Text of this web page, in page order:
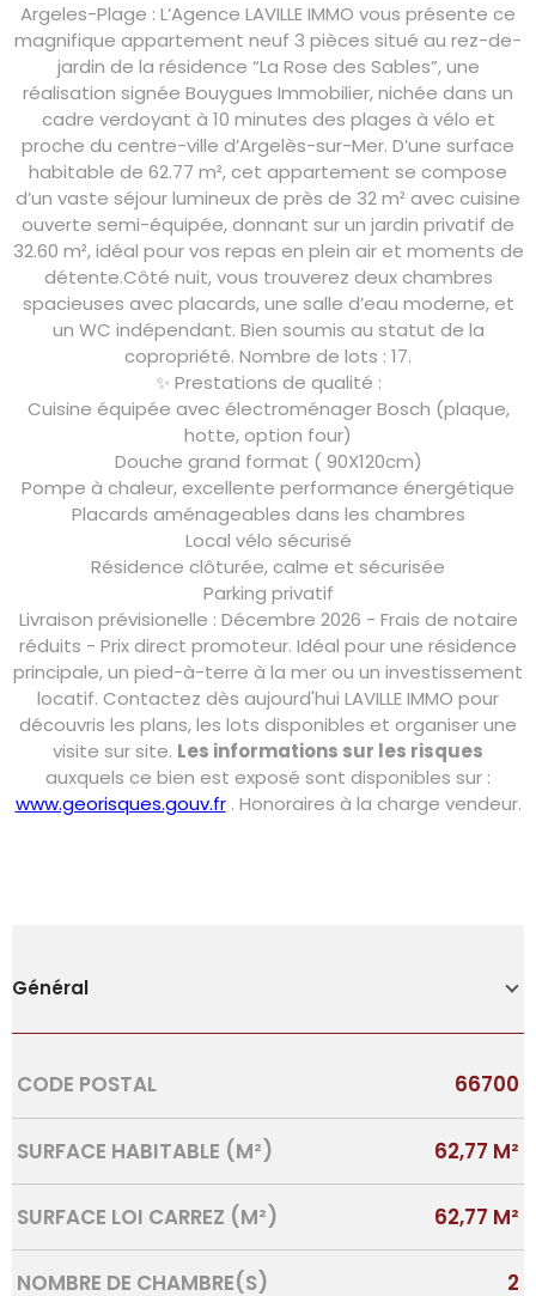
Argeles-Plage : L’Agence LAVILLE IMMO vous présente ce
magnifique appartement neuf 3 pièces situé au rez-de-
jardin de la résidence “La Rose des Sables”, une
réalisation signée Bouygues Immobilier, nichée dans un
cadre verdoyant à 10 minutes des plages à vélo et
proche du centre-ville d’Argelès-sur-Mer. D’une surface
habitable de 62.77 m², cet appartement se compose
d’un vaste séjour lumineux de près de 32 m² avec cuisine
ouverte semi-équipée, donnant sur un jardin privatif de
32.60 m², idéal pour vos repas en plein air et moments de
détente.Côté nuit, vous trouverez deux chambres
spacieuses avec placards, une salle d’eau moderne, et
un WC indépendant. Bien soumis au statut de la
copropriété. Nombre de lots : 17.
✨ Prestations de qualité :
Cuisine équipée avec électroménager Bosch (plaque,
hotte, option four)
Douche grand format ( 90X120cm)
Pompe à chaleur, excellente performance énergétique
Placards aménageables dans les chambres
Local vélo sécurisé
Résidence clôturée, calme et sécurisée
Parking privatif
Livraison prévisionelle : Décembre 2026 - Frais de notaire
réduits - Prix direct promoteur. Idéal pour une résidence
principale, un pied-à-terre à la mer ou un investissement
locatif. Contactez dès aujourd'hui LAVILLE IMMO pour
découvris les plans, les lots disponibles et organiser une
visite sur site. Les informations sur les risques
auxquels ce bien est exposé sont disponibles sur :
www.georisques.gouv.fr. Honoraires à la charge vendeur.
Général
Caractérisque
CODE POSTAL 66700
SURFACE HABITABLE (M²) 62,77 M²
SURFACE LOI CARREZ (M²) 62,77 M²
NOMBRE DE CHAMBRE(S) 2